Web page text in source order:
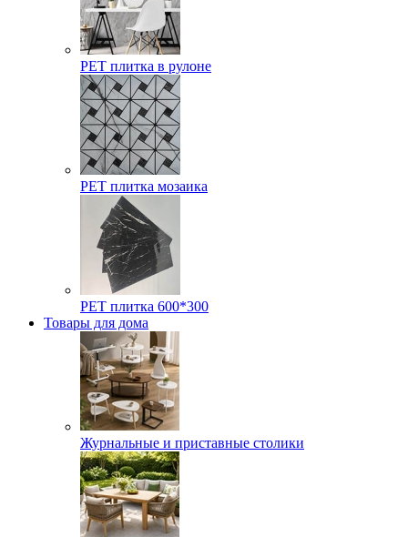
РЕТ плитка в рулоне
РЕТ плитка мозаика
РЕТ плитка 600*300
Товары для дома
Журнальные и приставные столики